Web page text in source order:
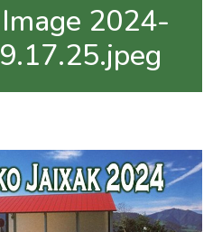
2024-